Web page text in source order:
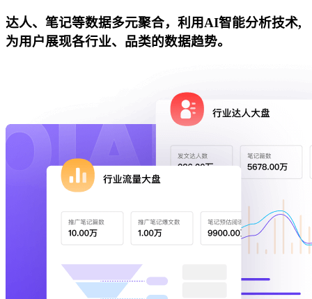
达人、笔记等数据多元聚合，利用AI智能分析技术,
为用户展现各行业、品类的数据趋势。